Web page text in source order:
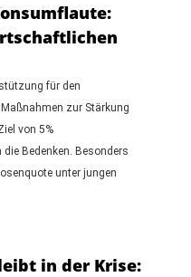
für den
zur Stärkung
von 5%
Bedenken. Besonders
unter jungen
in der Krise: